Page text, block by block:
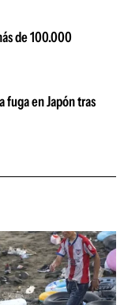
de 100.000
en Japón tras